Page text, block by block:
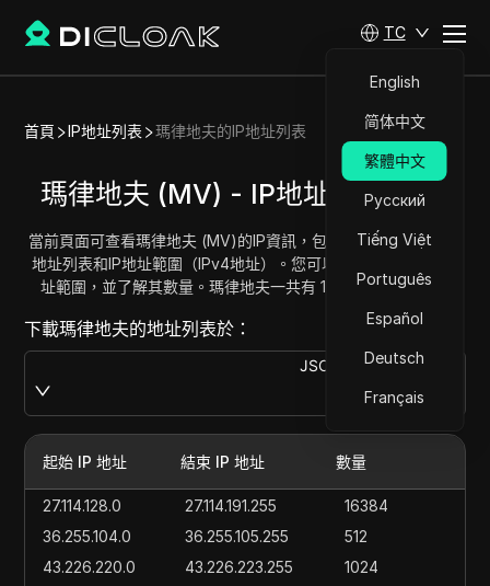
TC
English
简体中文
繁體中文
Русский
Tiếng Việt
Português
Español
Deutsch
Français
首頁 IP地址列表 瑪律地夫的IP地址列表
瑪律地夫 (MV) - IP地址列表/範圍
當前頁面可查看瑪律地夫 (MV)的IP資訊，包括完整的瑪律地夫IP
地址列表和IP地址範圍（IPv4地址）。您可以獲取並複製每個地
址範圍，並了解其數量。瑪律地夫一共有 100352 個IP地址。
下載瑪律地夫的地址列表於：
JSON
起始 IP 地址 結束 IP 地址 數量
27.114.128.0 27.114.191.255
16384
36.255.104.0
36.255.105.255
512
43.226.220.0
43.226.223.255
1024